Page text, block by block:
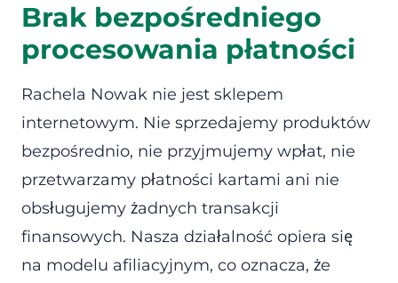
Brak bezpośredniego
procesowania płatności
Rachela Nowak nie jest sklepem
internetowym. Nie sprzedajemy produktów
bezpośrednio, nie przyjmujemy wpłat, nie
przetwarzamy płatności kartami ani nie
obsługujemy żadnych transakcji
finansowych. Nasza działalność opiera się
na modelu afiliacyjnym, co oznacza, że